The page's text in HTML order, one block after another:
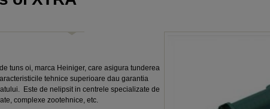
tuns oi, marca Heiniger, care asigura tunderea
tehnice superioare dau garantia
Este de nelipsit in centrele specializate de
complexe zootehnice, etc.